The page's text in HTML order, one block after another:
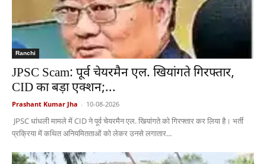
Ranchi
JPSC Scam: पूर्व चेयरमैन एल. खियांगते गिरफ्तार,
CID का बड़ा एक्शन;...
Prashant Kumar Jha - 10-08-2026
JPSC धांधली मामले में CID ने पूर्व चेयरमैन एल. खियांगते को गिरफ्तार कर लिया है। भर्ती
प्रक्रिया में कथित अनियमितताओं को लेकर उनसे लगातार...